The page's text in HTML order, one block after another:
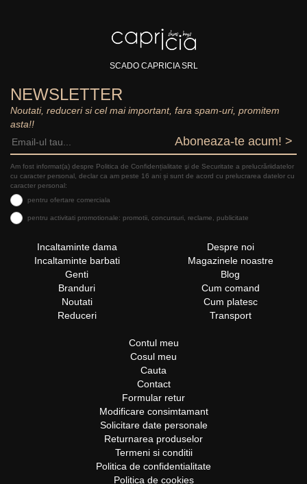
SCADO CAPRICIA SRL
NEWSLETTER
Noutati, reduceri si cel mai important, fara spam-uri, promitem
asta!!
Aboneaza-te acum! >
Am fost informat(a) despre Politica de Confidențialitate şi de Securitate a prelucrăriidatelor
cu caracter personal, declar ca am peste 16 ani și sunt de acord cu prelucrarea datelor cu
caracter personal:
pentru ofertare comerciala
pentru activitati promotionale: promotii, concursuri, reclame, publicitate
Incaltaminte dama
Incaltaminte barbati
Genti
Branduri
Noutati
Reduceri
Despre noi
Magazinele noastre
Blog
Cum comand
Cum platesc
Transport
Contul meu
Cosul meu
Cauta
Contact
Formular retur
Modificare consimtamant
Solicitare date personale
Returnarea produselor
Termeni si conditii
Politica de confidentialitate
Politica de cookies